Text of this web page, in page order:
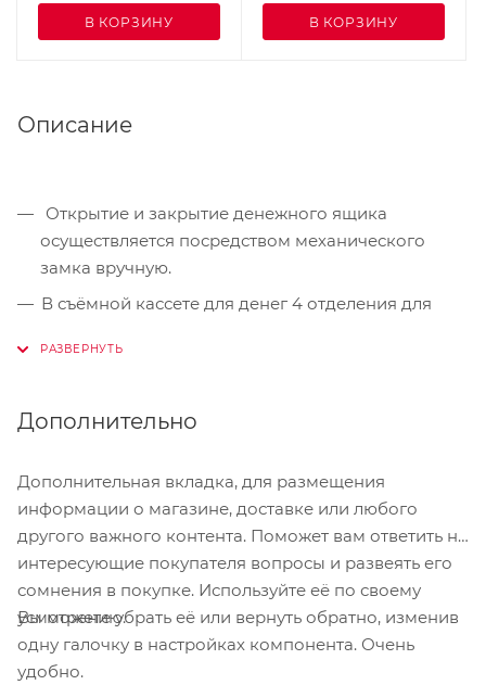
В КОРЗИНУ В КОРЗИНУ
Описание
Открытие и закрытие денежного ящика
осуществляется посредством механического
замка вручную.
В съёмной кассете для денег 4 отделения для
для монет.
выкрашен в белый цвет.
Дополнительно
Дополнительная вкладка, для размещения
информации о магазине, доставке или любого
другого важного контента. Поможет вам ответить на
интересующие покупателя вопросы и развеять его
сомнения в покупке. Используйте её по своему
усмотрению.
Вы можете убрать её или вернуть обратно, изменив
одну галочку в настройках компонента. Очень
удобно.